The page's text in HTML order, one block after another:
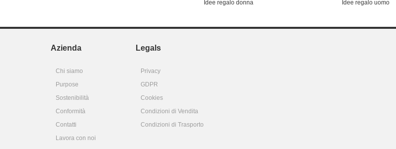
Idee regalo donna Idee regalo uomo
Azienda Legals
Chi siamo
Privacy
Purpose
GDPR
Sostenibilità
Cookies
Conformità
Condizioni di Vendita
Contatti
Condizioni di Trasporto
Lavora con noi